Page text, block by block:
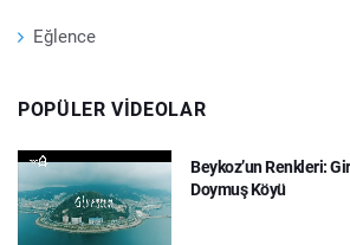
Eğlence
POPÜLER VIDEOLAR
Beykoz’un Renkleri:
Doymuş Köyü